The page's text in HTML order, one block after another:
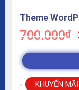
Theme
700.000₫
KHUYẾN